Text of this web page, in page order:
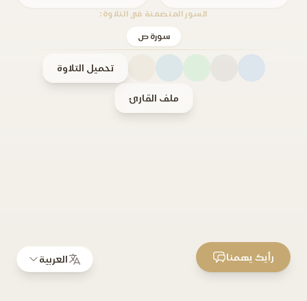
السور المتضمنة في التلاوة:
سورة ص
تحميل التلاوة
ملف القارئ
العربية رأيك يهمنا